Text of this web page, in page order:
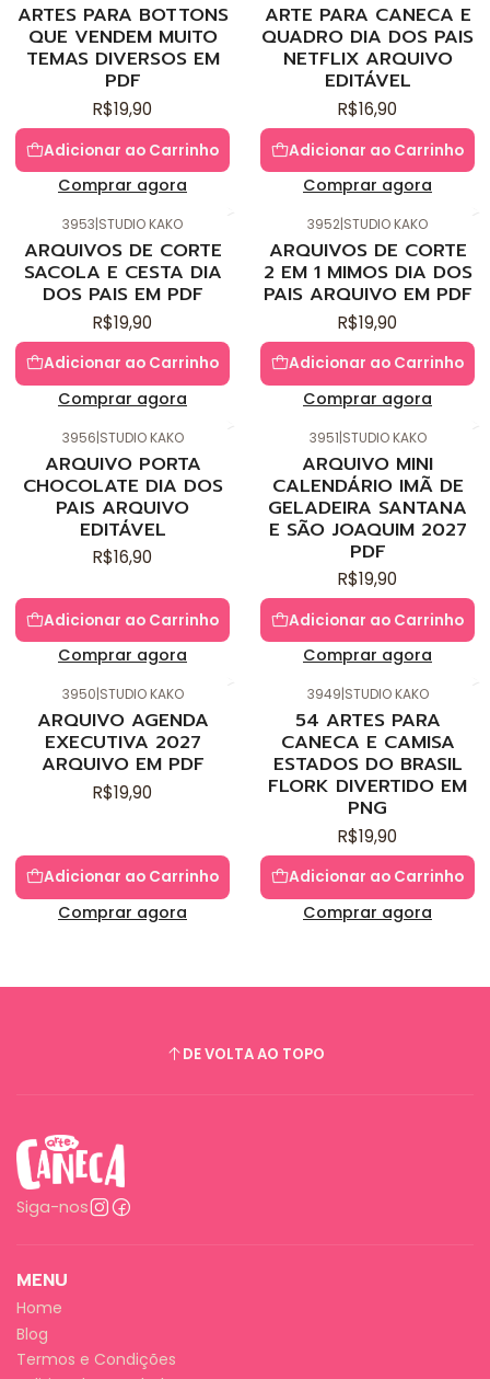
ARTES PARA BOTTONS
QUE VENDEM MUITO
TEMAS DIVERSOS EM
PDF
R$19,90
Adicionar ao Carrinho
Comprar agora
ARTE PARA CANECA E
QUADRO DIA DOS PAIS
NETFLIX ARQUIVO
EDITÁVEL
R$16,90
Adicionar ao Carrinho
Comprar agora
3953|STUDIO KAKO
ARQUIVOS DE CORTE
SACOLA E CESTA DIA
DOS PAIS EM PDF
R$19,90
Adicionar ao Carrinho
Comprar agora
3952|STUDIO KAKO
ARQUIVOS DE CORTE
2 EM 1 MIMOS DIA DOS
PAIS ARQUIVO EM PDF
R$19,90
Adicionar ao Carrinho
Comprar agora
3956|STUDIO KAKO
ARQUIVO PORTA
CHOCOLATE DIA DOS
PAIS ARQUIVO
EDITÁVEL
R$16,90
Adicionar ao Carrinho
Comprar agora
3951|STUDIO KAKO
ARQUIVO MINI
CALENDÁRIO IMÃ DE
GELADEIRA SANTANA
E SÃO JOAQUIM 2027
PDF
R$19,90
Adicionar ao Carrinho
Comprar agora
3950|STUDIO KAKO
ARQUIVO AGENDA
EXECUTIVA 2027
ARQUIVO EM PDF
R$19,90
Adicionar ao Carrinho
Comprar agora
3949|STUDIO KAKO
54 ARTES PARA
CANECA E CAMISA
ESTADOS DO BRASIL
FLORK DIVERTIDO EM
PNG
R$19,90
Adicionar ao Carrinho
Comprar agora
DE VOLTA AO TOPO
Siga-nos
MENU
Home
Blog
Termos e Condições